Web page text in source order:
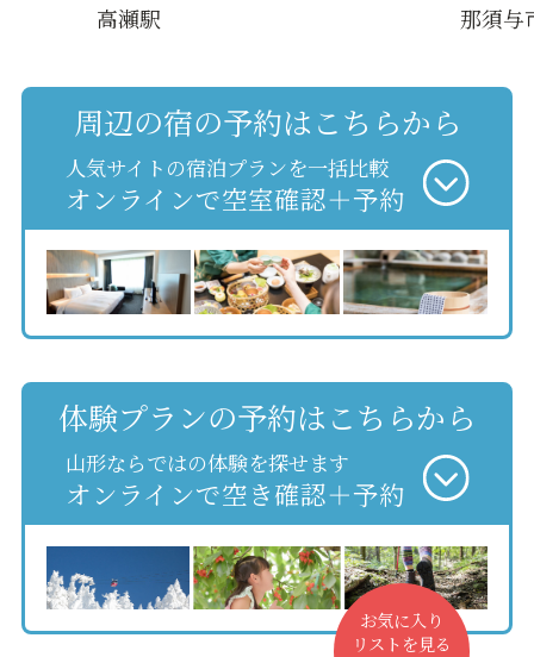
高瀬駅 那須与
周辺の宿の予約はこちらから
人気サイトの宿泊プランを一括比較
オンラインで空室確認＋予約
体験プランの予約はこちらから
山形ならではの体験を探せます
オンラインで空き確認＋予約
お気に入り
リストを見る